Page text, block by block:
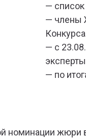
— список
— члены
— c
— по
номинации жюри